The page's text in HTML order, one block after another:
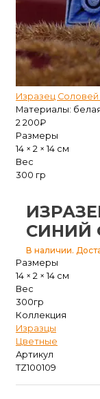
Изразец
Материалы:
2 200₽
Размеры
14 × 2 × 14 см
Вес
300 гр
СИНИЙ
В наличии.
Размеры
14 × 2 × 14 см
Вес
300гр
Коллекция
Изразцы
Цветные
Артикул
TZ100109